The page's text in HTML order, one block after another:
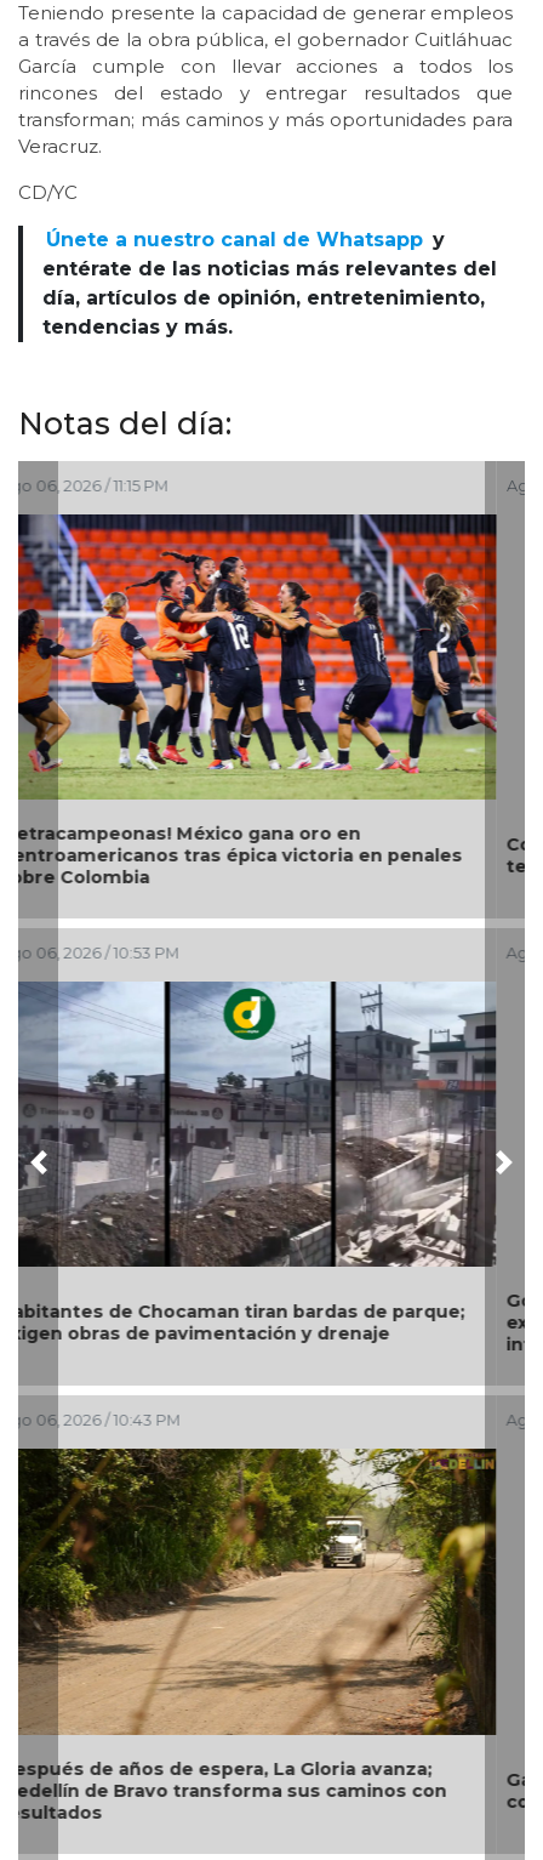
Teniendo presente la capacidad de generar empleos
a través de la obra pública, el gobernador Cuitláhuac
García cumple con llevar acciones a todos los
rincones del estado y entregar resultados que
transforman; más caminos y más oportunidades para
Veracruz.
CD/YC
Únete a nuestro canal de Whatsapp y
entérate de las noticias más relevantes del
día, artículos de opinión, entretenimiento,
tendencias y más.
Notas del día:
Ago 06, 2026 / 6:01 PM
Con transmisión especial y emotivo convivio
teleradiocambiodigital festeja 17 años
Ago 06, 2026 / 4:56 PM
Gobierno de Boca del Río identifica puntos críticos,
exige a CAB soluciones definitivas a la
infraestructura hidráulica
Ago 06, 2026 / 2:52 PM
Garantiza Rosa María patrimonio de familias en
colonias de Veracruz con entrega de escrituras
Previous